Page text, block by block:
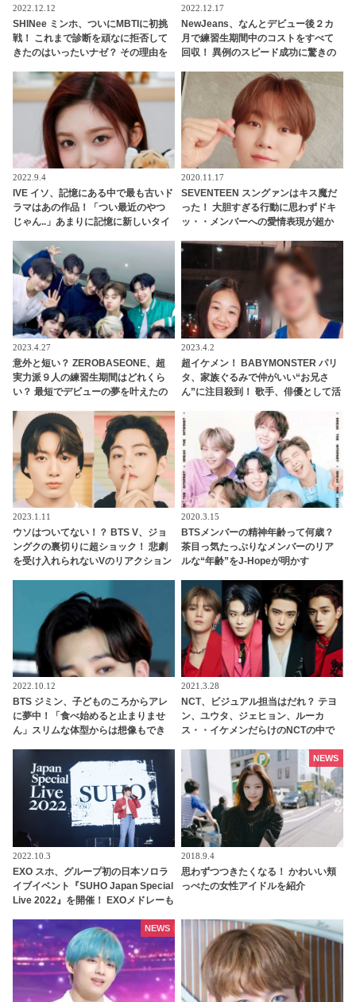
2022.12.12
SHINee ミンホ、ついにMBTIに初挑
戦！ これまで診断を頑なに拒否して
きたのはいったいナゼ？ その理由を
こういうのが問題だと思う」
2022.12.17
NewJeans、なんとデビュー後２カ
月で練習生期間中のコストをすべて
回収！ 異例のスピード成功に驚きの
バーたちのお金の使い道は・・？
2022.9.4
IVE イソ、記憶にある中で最も古いド
ラマはあの作品！「つい最近のやつ
じゃん..」あまりに記憶に新しいタイ
証明する回答に驚きの声
2020.11.17
SEVENTEEN スングァンはキス魔だ
った！ 大胆すぎる行動に思わずドキ
ッ・・メンバーへの愛情表現が超か
2023.4.27
意外と短い？ ZEROBASEONE、超
実力派９人の練習生期間はどれくら
い？ 最短でデビューの夢を叶えたの
2023.4.2
超イケメン！ BABYMONSTER パリ
タ、家族ぐるみで仲がいい“お兄さ
ん”に注目殺到！ 歌手、俳優として活
2023.1.11
ウソはついてない！？ BTS V、ジョ
ングクの裏切りに超ショック！ 悲劇
を受け入れられないVのリアクション
2020.3.15
BTSメンバーの精神年齢って何歳？
茶目っ気たっぷりなメンバーのリア
ルな“年齢”をJ-Hopeが明かす
2022.10.12
BTS ジミン、子どものころからアレ
に夢中！「食べ始めると止まりませ
ん」スリムな体型からは想像もでき
2021.3.28
NCT、ビジュアル担当はだれ？ テヨ
ン、ユウタ、ジェヒョン、ルーカ
ス・・イケメンだらけのNCTの中で
の１位に輝いたのは？
2022.10.3
EXO スホ、グループ初の日本ソロラ
イブイベント『SUHO Japan Special
Live 2022』を開催！ EXOメドレーも
会にファン歓喜
2018.9.4
思わずつつきたくなる！ かわいい頬
っぺたの女性アイドルを紹介
NEWS
NEWS